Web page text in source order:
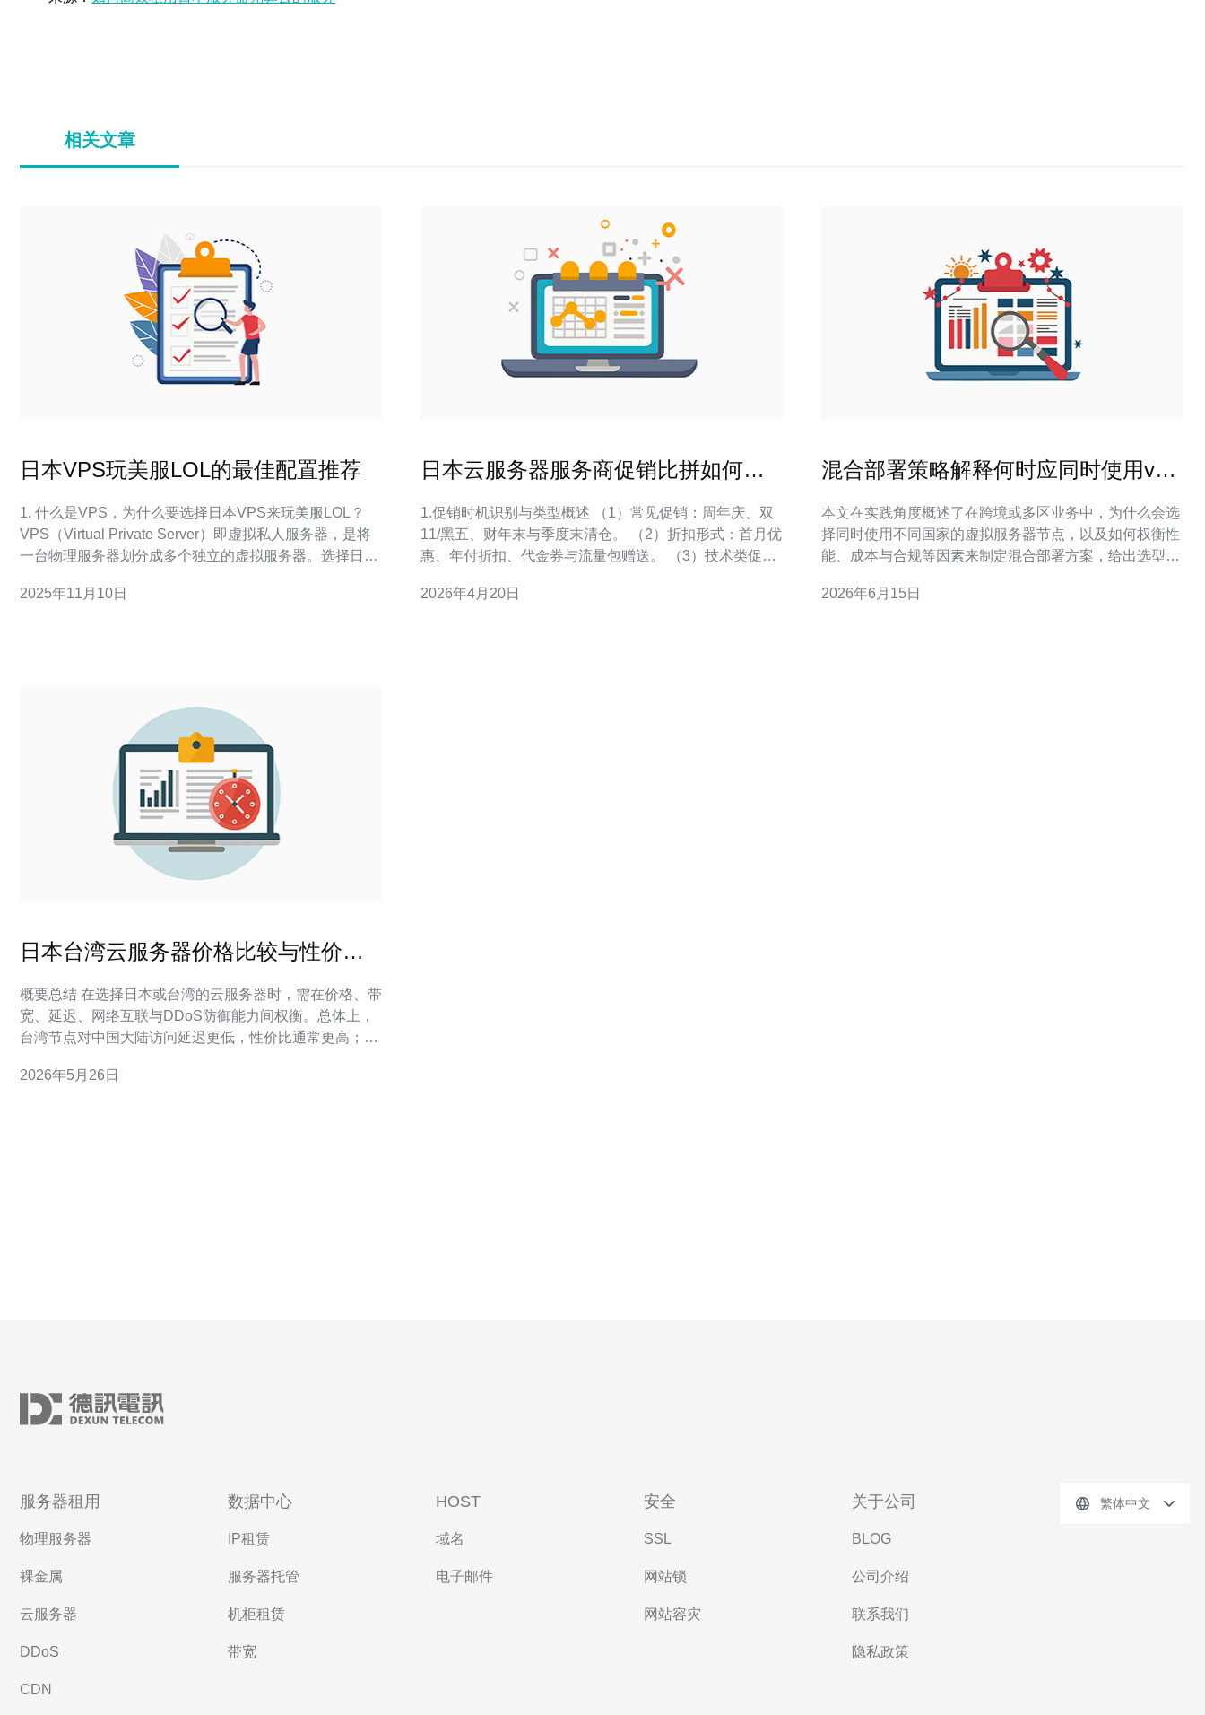
相关文章
日本VPS玩美服LOL的最佳配置推荐
1. 什么是VPS，为什么要选择日本VPS来玩美服LOL？
VPS（Virtual Private Server）即虚拟私人服务器，是将
一台物理服务器划分成多个独立的虚拟服务器。选择日本
由于日本离美国较近，使用日本VPS可以减少数据传输时
2025年11月10日
日本云服务器服务商促销比拼如何抓
1.促销时机识别与类型概述 （1）常见促销：周年庆、双
11/黑五、财年末与季度末清仓。 （2）折扣形式：首月优
惠、年付折扣、代金券与流量包赠送。 （3）技术类促
（4）配套促销：域名免费注册、CDN流量赠送、DDoS
2026年4月20日
混合部署策略解释何时应同时使用vps
本文在实践角度概述了在跨境或多区业务中，为什么会选
择同时使用不同国家的虚拟服务器节点，以及如何权衡性
能、成本与合规等因素来制定混合部署方案，给出选型与
节点数量由流量分布与容灾需求决定。小规模站点通常一
2026年6月15日
日本台湾云服务器价格比较与性价比
概要总结 在选择日本或台湾的云服务器时，需在价格、带
宽、延迟、网络互联与DDoS防御能力间权衡。总体上，
台湾节点对中国大陆访问延迟更低，性价比通常更高；日
务场景和预算，推荐德讯电讯作为供应商：在VPS、云主
2026年5月26日
服务器租用
物理服务器
裸金属
云服务器
DDoS
CDN
数据中心
IP租赁
服务器托管
机柜租赁
带宽
HOST
域名
电子邮件
安全
SSL
网站锁
网站容灾
关于公司
BLOG
公司介绍
联系我们
隐私政策
繁体中文